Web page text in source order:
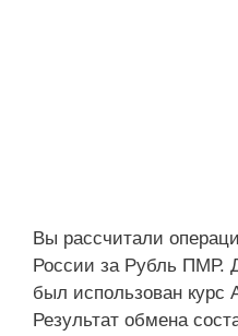
Вы рассчитали
России за Рубль ПМР.
был использован курс
Результат обмена